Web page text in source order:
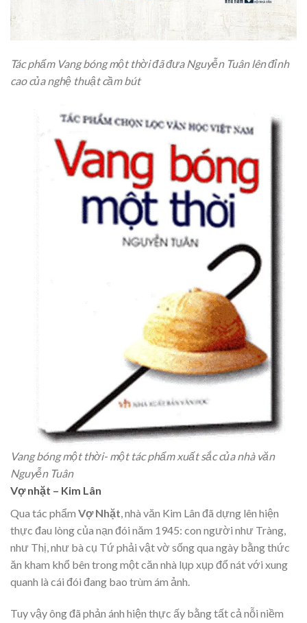
Tác phẩm Vang bóng một thời đã đưa Nguyễn Tuân lên đỉnh
cao của nghệ thuật cầm bút
Vang bóng một thời- một tác phẩm xuất sắc của nhà văn
Nguyễn Tuân
Vợ nhặt – Kim Lân
Qua tác phẩm Vợ Nhặt,nhà văn Kim Lân đã dựng lên hiện
thực đau lòng của nạn đói năm 1945: con người như Tràng,
như Thị, như bà cụ Tứ phải vật vờ sống qua ngày bằng thức
ăn kham khổ bên trong một căn nhà lụp xụp đổ nát với xung
quanh là cái đói đang bao trùm ám ảnh.
Tuy vậy ông đã phản ánh hiện thực ấy bằng tất cả nỗi niềm